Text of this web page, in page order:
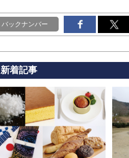
バックナンバー
新着記事